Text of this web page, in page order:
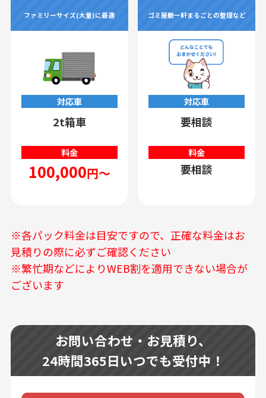
ファミリーサイズ(大量)に最適
対応車
2t箱車
料金
100,000円～
ゴミ屋敷一軒まるごとの整理など
対応車
要相談
料金
要相談
※各パック料金は目安ですので、正確な料金はお
見積りの際に必ずご確認ください
※繁忙期などによりWEB割を適用できない場合が
ございます
お問い合わせ・お見積り、
24時間365日いつでも受付中！